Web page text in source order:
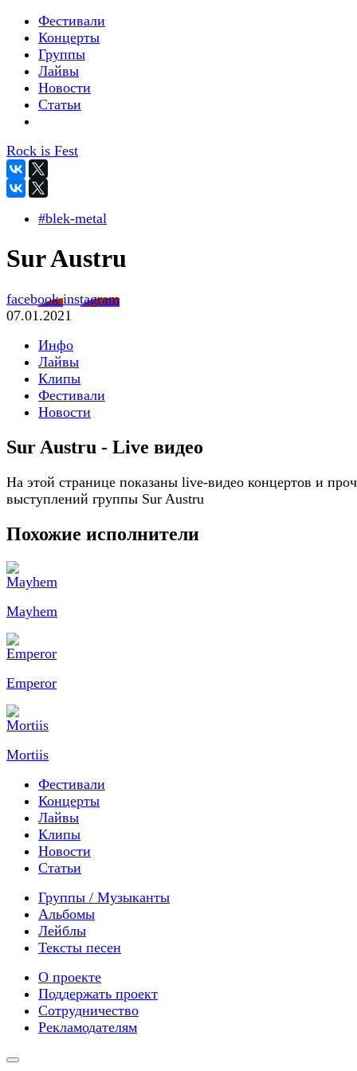
Фестивали
Концерты
Группы
Лайвы
Новости
Статьи
Rock is Fest
#blek-metal
Sur Austru
facebookinstagram
07.01.2021
Инфо
Лайвы
Клипы
Фестивали
Новости
Sur Austru - Live видео
На этой странице показаны live-видео концертов и
выступлений группы Sur Austru
Похожие исполнители
Mayhem
Emperor
Mortiis
Фестивали
Концерты
Лайвы
Клипы
Новости
Статьи
Группы / Музыканты
Альбомы
Лейблы
Тексты песен
О проекте
Поддержать проект
Сотрудничество
Рекламодателям